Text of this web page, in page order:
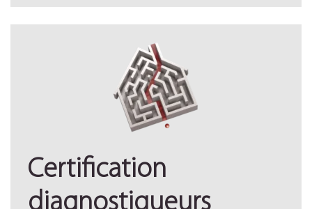
Certification
diagnostiqueurs